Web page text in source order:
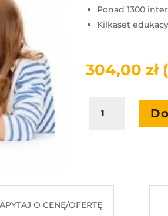
Ponad 1300
Kilkaset
304,00zł
Mozaik
1
O CENĘ/OFERTĘ